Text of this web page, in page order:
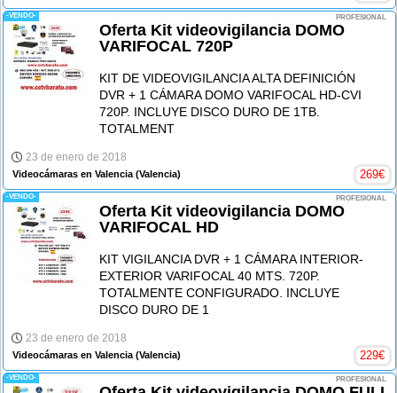
-VENDO- PROFESIONAL
Oferta Kit videovigilancia DOMO
VARIFOCAL 720P
KIT DE VIDEOVIGILANCIA ALTA DEFINICIÓN
DVR + 1 CÁMARA DOMO VARIFOCAL HD-CVI
720P. INCLUYE DISCO DURO DE 1TB.
TOTALMENT
23 de enero de 2018
Videocámaras en Valencia (Valencia) 269€
-VENDO- PROFESIONAL
Oferta Kit videovigilancia DOMO
VARIFOCAL HD
KIT VIGILANCIA DVR + 1 CÁMARA INTERIOR-
EXTERIOR VARIFOCAL 40 MTS. 720P.
TOTALMENTE CONFIGURADO. INCLUYE
DISCO DURO DE 1
23 de enero de 2018
Videocámaras en Valencia(Valencia) 229€
-VENDO- PROFESIONAL